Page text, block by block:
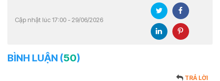
Cập nhật lúc 17:00 - 29/06/2026
BÌNH LUẬN (50)
TRẢ LỜI